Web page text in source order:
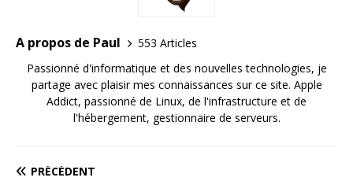
A propos de Paul
553 Articles
Passionné d'informatique et des nouvelles technologies, je
partage avec plaisir mes connaissances sur ce site. Apple
Addict, passionné de Linux, de l'infrastructure et de
l'hébergement, gestionnaire de serveurs.
PRÉCÉDENT